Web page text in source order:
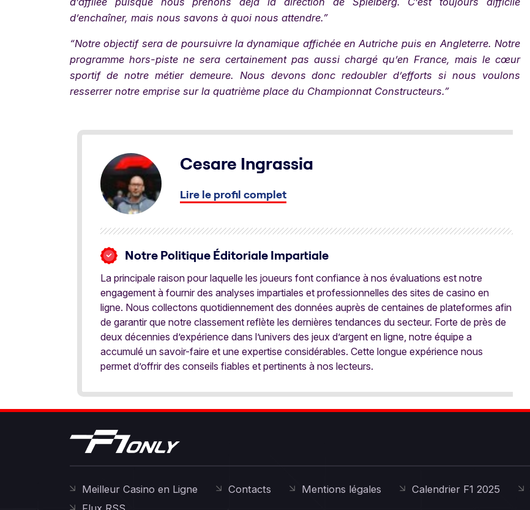
d’enchaîner, mais nous savons à quoi nous attendre.”
“Notre objectif sera de poursuivre la dynamique affichée en Autriche puis en Angleterre. Notre
programme hors-piste ne sera certainement pas aussi chargé qu’en France, mais le cœur
sportif de notre métier demeure. Nous devons donc redoubler d’efforts si nous voulons
resserrer notre emprise sur la quatrième place du Championnat Constructeurs.”
Cesare Ingrassia
Lire le profil complet
Notre Politique Éditoriale Impartiale
La principale raison pour laquelle les joueurs font confiance à nos évaluations est notre
engagement à fournir des analyses impartiales et professionnelles des sites de casino en
ligne. Nous collectons quotidiennement des données auprès de centaines de plateformes afin
de garantir que notre classement reflète les dernières tendances du secteur. Forte de près de
deux décennies d’expérience dans l’univers des jeux d’argent en ligne, notre équipe a
accumulé un savoir-faire et une expertise considérables. Cette longue expérience nous
permet d’offrir des conseils fiables et pertinents à nos lecteurs.
Meilleur Casino en Ligne Contacts Mentions légales Calendrier F1 2025